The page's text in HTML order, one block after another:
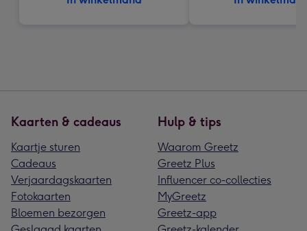
Kaarten & cadeaus
Kaartje sturen
Cadeaus
Verjaardagskaarten
Fotokaarten
Bloemen bezorgen
Hulp & tips
Waarom Greetz
Greetz Plus
Influencer co-collecties
MyGreetz
Greetz-app